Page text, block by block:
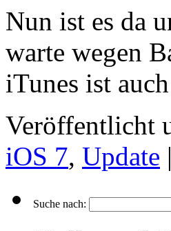
Nun ist es da
warte wegen
iTunes ist
Veröffentlicht
iOS 7, Update |
Suche nach: